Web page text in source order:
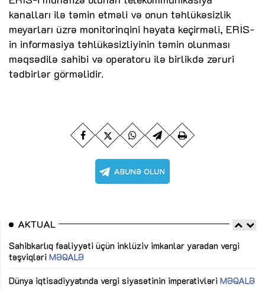
kanalları ilə təmin etməli və onun təhlükəsizlik
meyarları üzrə monitorinqini həyata keçirməli, ERİS-
in informasiya təhlükəsizliyinin təmin olunması
məqsədilə sahibi və operatoru ilə birlikdə zəruri
tədbirlər görməlidir.
AKTUAL
Sahibkarlıq fəaliyyəti üçün inklüziv imkanlar yaradan vergi
təşviqləri MƏQALƏ
Dünya iqtisadiyyatında vergi siyasətinin imperativləri MƏQALƏ